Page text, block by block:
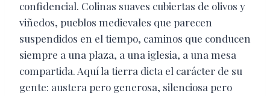
confidencial. Colinas suaves cubiertas de olivos y
viñedos, pueblos medievales que parecen
suspendidos en el tiempo, caminos que conducen
siempre a una plaza, a una iglesia, a una mesa
compartida. Aquí la tierra dicta el carácter de su
gente: austera pero generosa, silenciosa pero